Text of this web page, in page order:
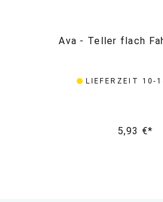
Ava - Teller flach
LIEFERZEIT 10-
5,93 €*